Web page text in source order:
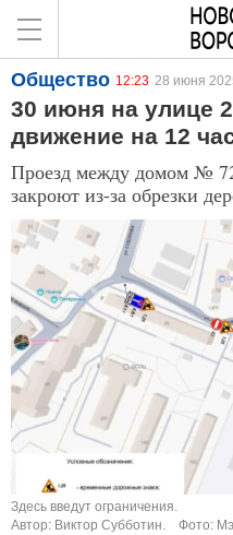
Общество 12:23 28 июня
30 июня на улице
движение на 12
Проезд между домом №
закроют из-за обрезки
Здесь введут ограничения.
Автор: Виктор Субботин.
Фото: